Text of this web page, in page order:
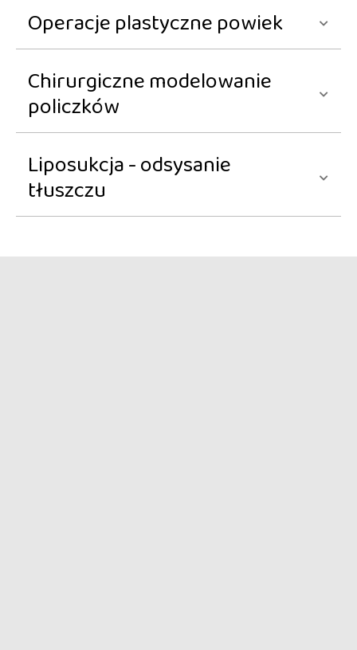
Operacje plastyczne powiek
Chirurgiczne modelowanie
policzków
Liposukcja - odsysanie
tłuszczu